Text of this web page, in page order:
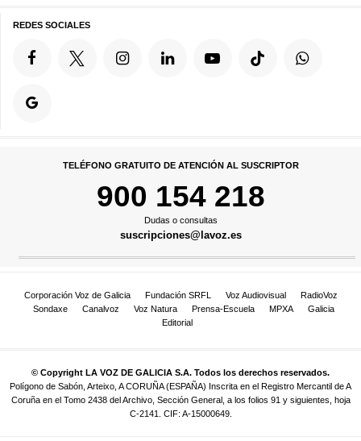
REDES SOCIALES
TELÉFONO GRATUITO DE ATENCIÓN AL SUSCRIPTOR
900 154 218
Dudas o consultas
suscripciones@lavoz.es
Corporación Voz de Galicia Fundación SRFL Voz Audiovisual
RadioVoz
Sondaxe
Canalvoz Voz Natura Prensa-Escuela MPXA
Galicia
Editorial
© Copyright LA VOZ DE GALICIA S.A. Todos los derechos reservados.
Polígono de Sabón, Arteixo, A CORUÑA (ESPAÑA) Inscrita en el Registro Mercantil de A
Coruña en el Tomo 2438 del Archivo, Sección General, a los folios 91 y siguientes, hoja
C-2141. CIF: A-15000649.